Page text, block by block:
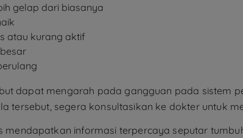
gelap dari biasanya
atau kurang aktif
dapat mengarah pada gangguan pada sistem
tersebut, segera konsultasikan ke dokter untuk
mendapatkan informasi terpercaya seputar